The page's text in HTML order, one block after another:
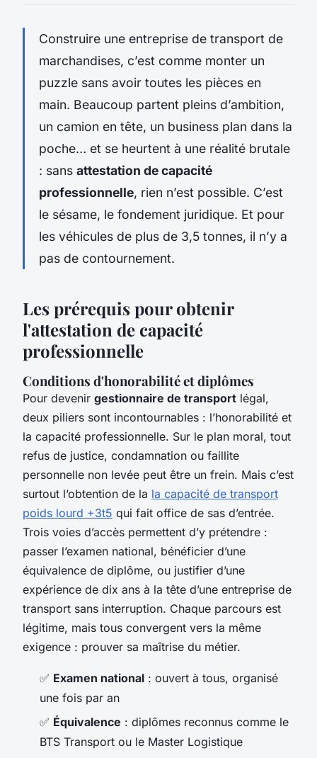
Construire une entreprise de transport de
marchandises, c’est comme monter un
puzzle sans avoir toutes les pièces en
main. Beaucoup partent pleins d’ambition,
un camion en tête, un business plan dans la
poche… et se heurtent à une réalité brutale
: sans attestation de capacité
professionnelle, rien n’est possible. C’est
le sésame, le fondement juridique. Et pour
les véhicules de plus de 3,5 tonnes, il n’y a
pas de contournement.
Les prérequis pour obtenir
l'attestation de capacité
professionnelle
Conditions d'honorabilité et diplômes
Pour devenir gestionnaire de transport légal,
deux piliers sont incontournables : l’honorabilité et
la capacité professionnelle. Sur le plan moral, tout
refus de justice, condamnation ou faillite
personnelle non levée peut être un frein. Mais c’est
surtout l’obtention de la la capacité de transport
poids lourd +3t5 qui fait office de sas d’entrée.
Trois voies d’accès permettent d’y prétendre :
passer l’examen national, bénéficier d’une
équivalence de diplôme, ou justifier d’une
expérience de dix ans à la tête d’une entreprise de
transport sans interruption. Chaque parcours est
légitime, mais tous convergent vers la même
exigence : prouver sa maîtrise du métier.
✅ Examen national : ouvert à tous, organisé
une fois par an
✅ Équivalence : diplômes reconnus comme le
BTS Transport ou le Master Logistique